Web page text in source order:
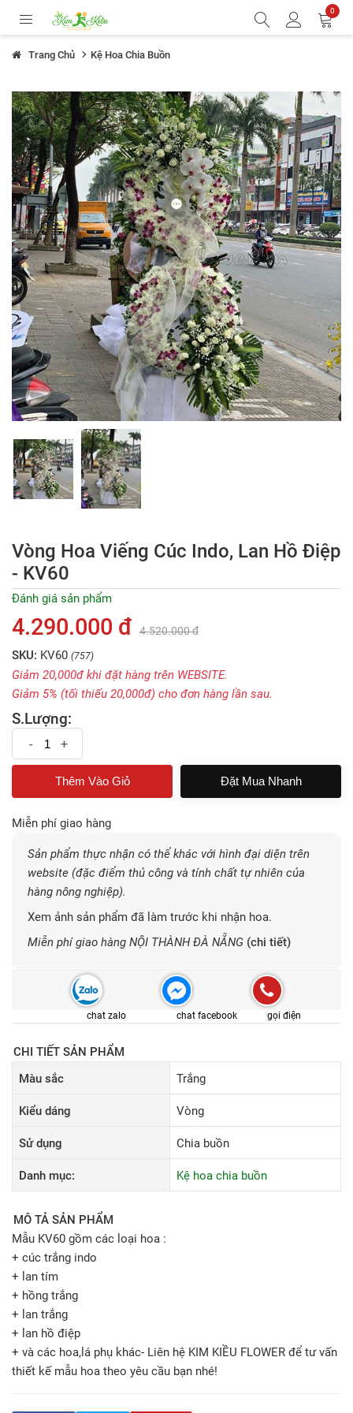
0
Trang Chủ Kệ Hoa Chia Buồn
Vòng Hoa Viếng Cúc Indo, Lan Hồ Điệp
- KV60
Đánh giá sản phẩm
4.290.000 đ 4.520.000 đ
SKU: KV60 (757)
Giảm 20,000đ khi đặt hàng trên WEBSITE.
Giảm 5% (tối thiếu 20,000đ) cho đơn hàng lần sau.
S.Lượng:
- +
Đặt Mua Nhanh
Miễn phí giao hàng
Sản phẩm thực nhận có thể khác với hình đại diện trên
website (đặc điểm thủ công và tính chất tự nhiên của
hàng nông nghiệp).
Xem ảnh sản phẩm đã làm trước khi nhận hoa.
Miễn phí giao hàng NỘI THÀNH ĐÀ NẴNG (chi tiết)
chat zalo chat facebook gọi điện
CHI TIẾT SẢN PHẨM
Màu sắc
Trắng
Kiểu dáng Vòng
Sử dụng Chia buồn
Danh mục: Kệ hoa chia buồn
MÔ TẢ SẢN PHẨM
Mẫu KV60 gồm các loại hoa :
+ cúc trắng indo
+ lan tím
+ hồng trắng
+ lan trắng
+ lan hồ điệp
+ và các hoa,lá phụ khác- Liên hệ KIM KIỀU FLOWER để tư vấn
thiết kế mẫu hoa theo yêu cầu bạn nhé!